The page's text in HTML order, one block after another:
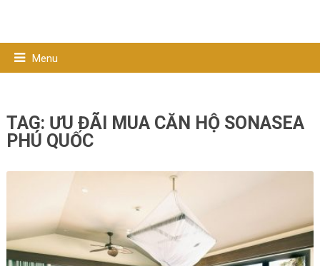
Menu
TAG: ƯU ĐÃI MUA CĂN HỘ SONASEA
PHÚ QUỐC